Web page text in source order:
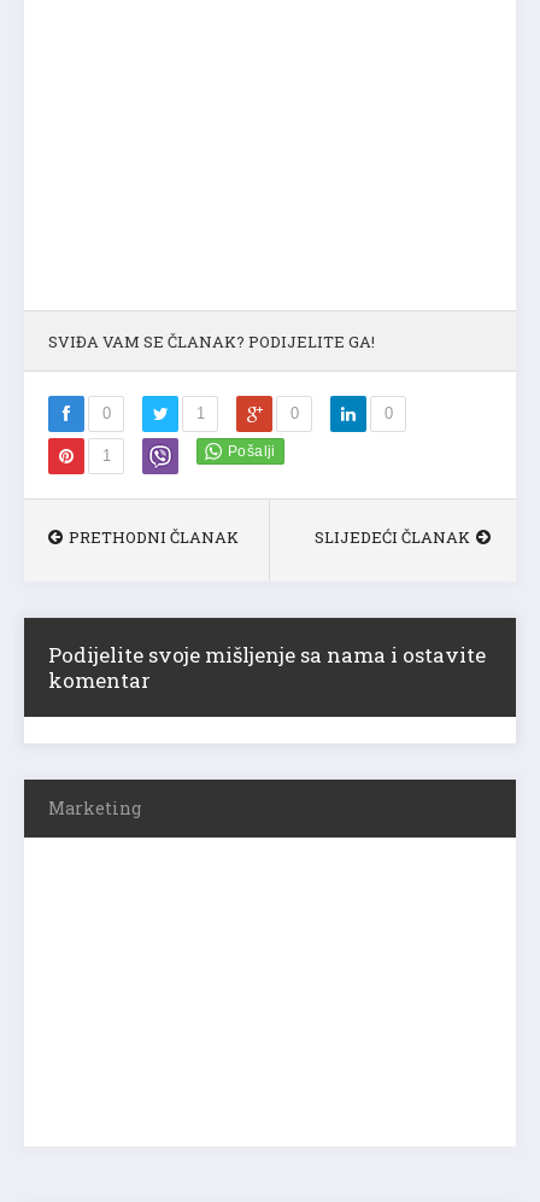
SVIĐA VAM SE ČLANAK? PODIJELITE GA!
0 1 0 0
1
PRETHODNI ČLANAK SLIJEDEĆI ČLANAK
Podijelite svoje mišljenje sa nama i ostavite
komentar
Marketing